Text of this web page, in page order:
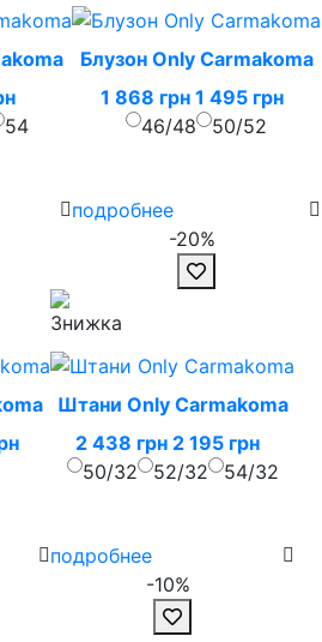
54
Блузон Only Carmakoma
1 868 грн 1 495 грн
46/48
50/52
подробнее
-20%
Штани Only Carmakoma
2 438 грн 2 195 грн
50/32
52/32 54/32
подробнее
-10%